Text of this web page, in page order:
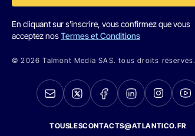
En cliquant sur s'inscrire, vous confirmez que vous
acceptez nosTermes et Conditions
© 2026 Talmont Media SAS. tous droits réservés.
TOUSLESCONTACTS@ATLANTICO.FR